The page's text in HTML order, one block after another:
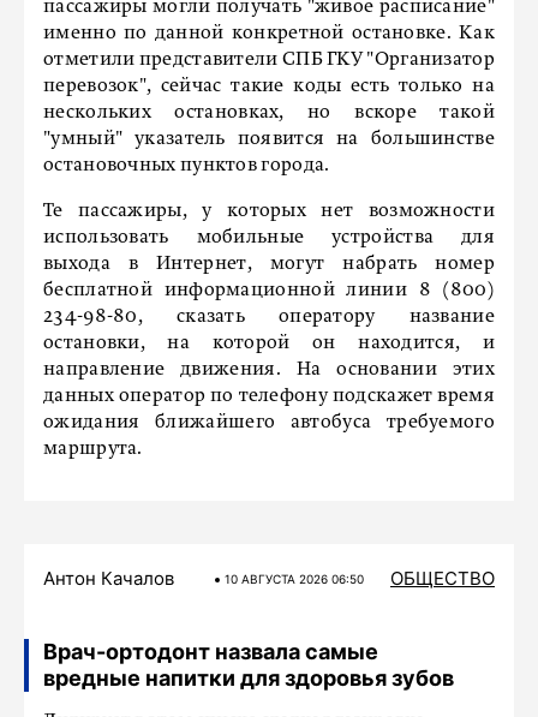
пассажиры могли получать "живое расписание"
именно по данной конкретной остановке. Как
отметили представители СПБ ГКУ "Организатор
перевозок", сейчас такие коды есть только на
нескольких остановках, но вскоре такой
"умный" указатель появится на большинстве
остановочных пунктов города.
Те пассажиры, у которых нет возможности
использовать мобильные устройства для
выхода в Интернет, могут набрать номер
бесплатной информационной линии 8 (800)
234-98-80, сказать оператору название
остановки, на которой он находится, и
направление движения. На основании этих
данных оператор по телефону подскажет время
ожидания ближайшего автобуса требуемого
маршрута.
Антон Качалов 10 АВГУСТА 2026 06:50 ОБЩЕСТВО
Врач-ортодонт назвала самые
вредные напитки для здоровья зубов